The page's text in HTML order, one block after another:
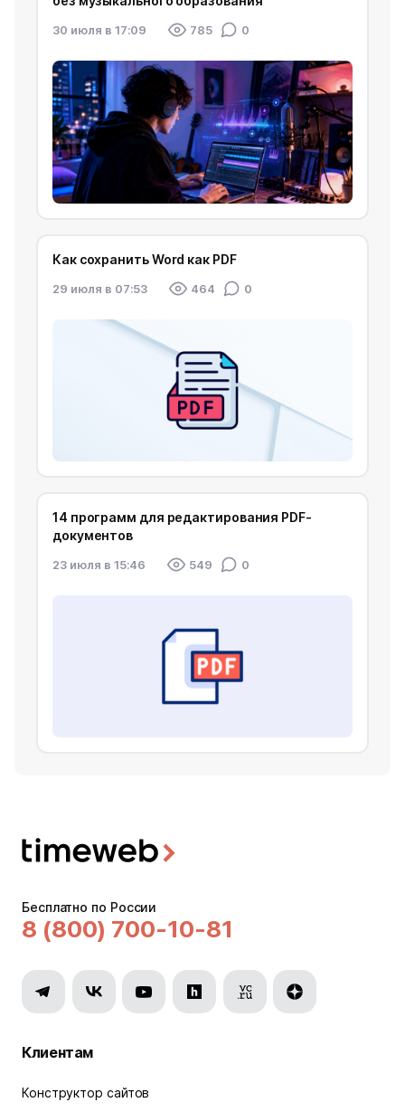
30 июля в 17:09 785 0
Как сохранить Word как PDF
29 июля в 07:53 464 0
14 программ для редактирования PDF-
документов
23 июля в 15:46 549 0
Бесплатно по России
8 (800) 700-10-81
Клиентам
Конструктор сайтов